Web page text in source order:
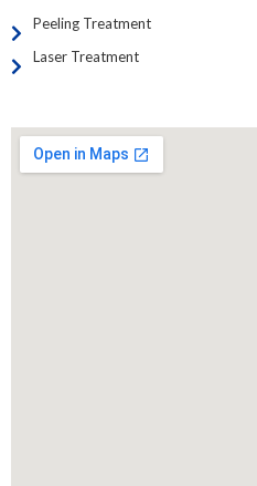
Peeling Treatment
Laser Treatment